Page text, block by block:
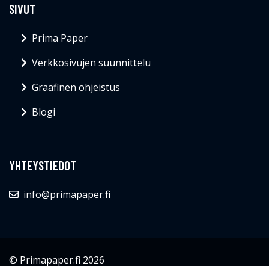
SIVUT
Prima Paper
Verkkosivujen suunnittelu
Graafinen ohjeistus
Blogi
YHTEYSTIEDOT
info@primapaper.fi
© Primapaper.fi 2026